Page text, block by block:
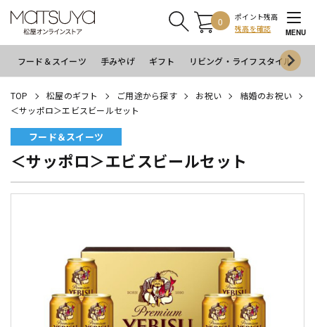
0
ポイント残高
残高を確認
MENU
フード＆スイーツ 手みやげ ギフト リビング・ライフスタイル
TOP 松屋のギフト ご用途から探す お祝い
結婚のお祝い
＜サッポロ＞エビスビールセット
フード＆スイーツ
＜サッポロ＞エビスビールセット